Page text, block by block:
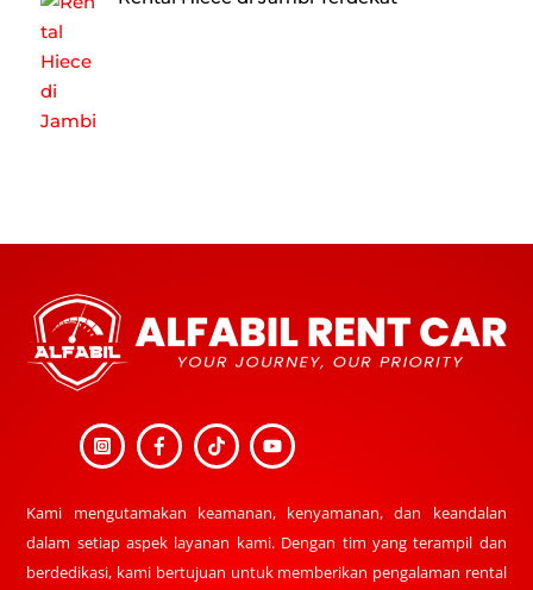
To
Top
Kami mengutamakan keamanan, kenyamanan, dan keandalan
dalam setiap aspek layanan kami. Dengan tim yang terampil dan
berdedikasi, kami bertujuan untuk memberikan pengalaman rental